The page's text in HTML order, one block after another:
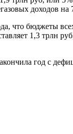
доходов на
что бюджеты
1,3 трлн
год с